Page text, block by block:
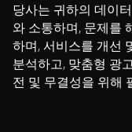
당사는 귀하의 데이
와 소통하며, 문제를
하며, 서비스를 개선
분석하고, 맞춤형 광
전 및 무결성을 위해